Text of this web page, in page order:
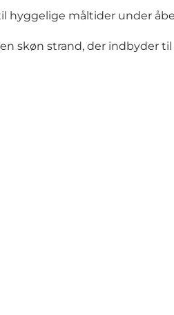
hyggelige måltider under
skøn strand, der indbyder